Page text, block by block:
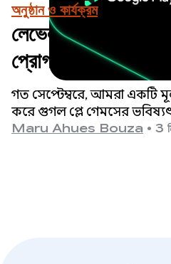
অনুষ্ঠান ও কার্যক্রম
লেভেল আপ: সাইডকিক
প্রোগ্রামের আসন্ন
প্রস্তুত হন।
গত সেপ্টেম্বরে, আমরা একটি
করে গুগল প্লে গেমসের
তুলে ধরেছিলাম: আপনার
Maru Ahues Bouza • 3